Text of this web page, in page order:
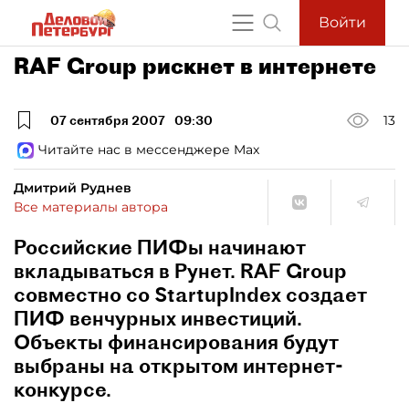
Войти
RAF Group рискнет в интернете
07 сентября 2007 09:30
13
Читайте нас в мессенджере Max
Дмитрий Руднев
Все материалы автора
Российские ПИФы начинают
вкладываться в Рунет. RAF Group
совместно со StartupIndex создает
ПИФ венчурных инвестиций.
Объекты финансирования будут
выбраны на открытом интернет-
конкурсе.